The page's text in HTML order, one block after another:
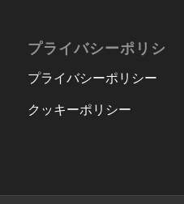
プライバシーポリシ
プライバシーポリシー
クッキーポリシー